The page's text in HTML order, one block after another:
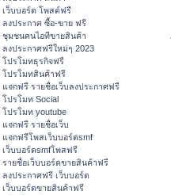
เว็บบอร์ด โพสต์ฟรี
ลงประกาศ ซื้อ-ขาย ฟรี
ชุมชนคนไอทีขายสินค้า
ลงประกาศฟรีใหม่ๆ 2023
โปรโมทธุรกิจฟรี
โปรโมทสินค้าฟรี
แจกฟรี รายชื่อเว็บลงประกาศฟรี
โปรโมท Social
โปรโมท youtube
แจกฟรี รายชื่อเว็บ
แจกฟรีโพสเว็บบอร์ดsmf
เว็บบอร์ดsmfโพสฟรี
รายชื่อเว็บบอร์ดขายสินค้าฟรี
ลงประกาศฟรี เว็บบอร์ด
เว็บบอร์ดขายสินค้าฟรี